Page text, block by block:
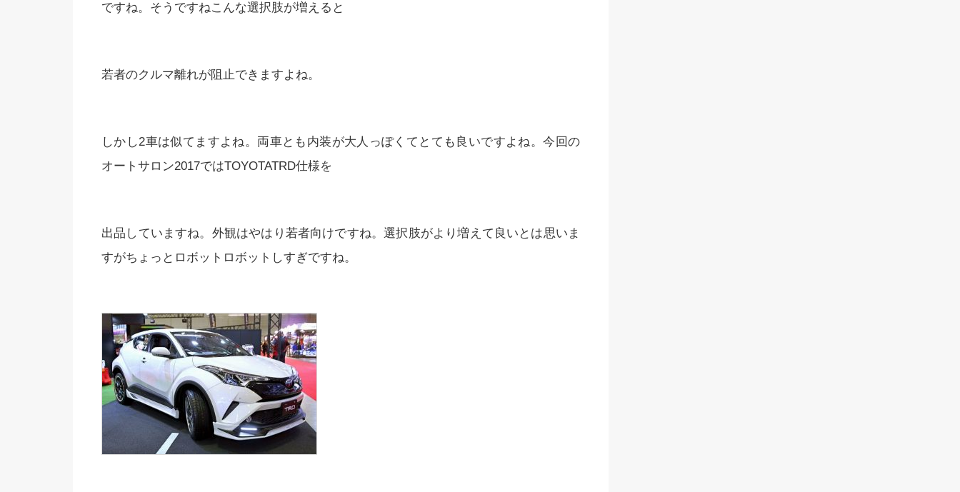
ですね。そうですねこんな選択肢が増えると
若者のクルマ離れが阻止できますよね。
しかし2車は似てますよね。両車とも内装が大人っぽくてとても良いですよね。今回の
オートサロン2017ではTOYOTATRD仕様を
出品していますね。外観はやはり若者向けですね。選択肢がより増えて良いとは思いま
すがちょっとロボットロボットしすぎですね。